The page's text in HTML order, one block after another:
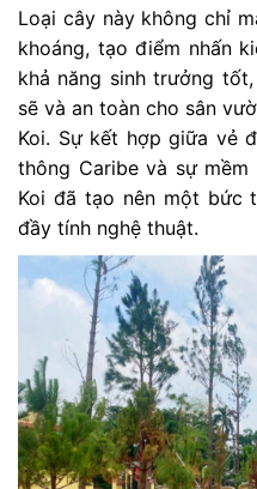
Loại cây này không chỉ
khoáng, tạo điểm nhấn
khả năng sinh trưởng
sẽ và an toàn cho sân
Koi. Sự kết hợp giữa vẻ
thông Caribe và sự
Koi đã tạo nên một bức
đầy tính nghệ thuật.